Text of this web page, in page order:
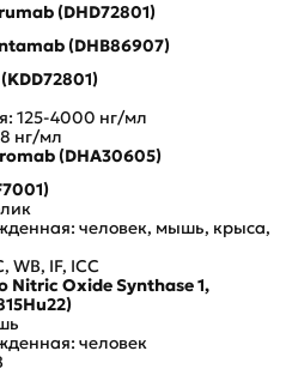
(DHD72801)
(DHB86907)
125-4000 нг/мл
нг/мл
(DHA30605)
человек, мышь, крыса,
WB, IF, ICC
Nitric Oxide Synthase 1,
человек